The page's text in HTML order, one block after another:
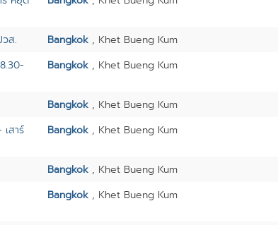
ส. Bangkok , Khet Bueng Kum
Bangkok , Khet Bueng Kum
Bangkok , Khet Bueng Kum
สาร์
Bangkok , Khet Bueng Kum
Bangkok , Khet Bueng Kum
Bangkok , Khet Bueng Kum